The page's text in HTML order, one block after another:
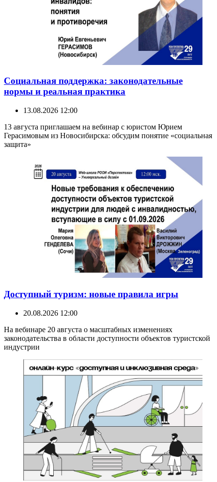
Социальная поддержка: законодательные
нормы и реальная практика
13.08.2026 12:00
13 августа приглашаем на вебинар с юристом Юрием
Герасимовым из Новосибирска: обсудим понятие «социальная
защита»
Доступный туризм: новые правила игры
20.08.2026 12:00
На вебинаре 20 августа о масштабных изменениях
законодательства в области доступности объектов туристской
индустрии